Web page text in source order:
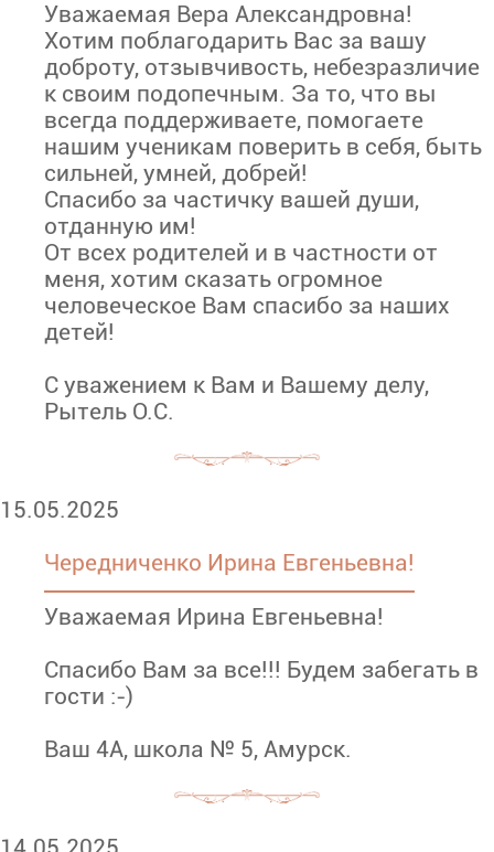
Уважаемая Вера Александровна!
Хотим поблагодарить Вас за вашу
доброту, отзывчивость, небезразличие
к своим подопечным. За то, что вы
всегда поддерживаете, помогаете
нашим ученикам поверить в себя, быть
сильней, умней, добрей!
Спасибо за частичку вашей души,
отданную им!
От всех родителей и в частности от
меня, хотим сказать огромное
человеческое Вам спасибо за наших
детей!
С уважением к Вам и Вашему делу,
Рытель О.С.
15.05.2025
Чередниченко Ирина Евгеньевна!
Уважаемая Ирина Евгеньевна!
Спасибо Вам за все!!! Будем забегать в
гости :-)
Ваш 4А, школа № 5, Амурск.